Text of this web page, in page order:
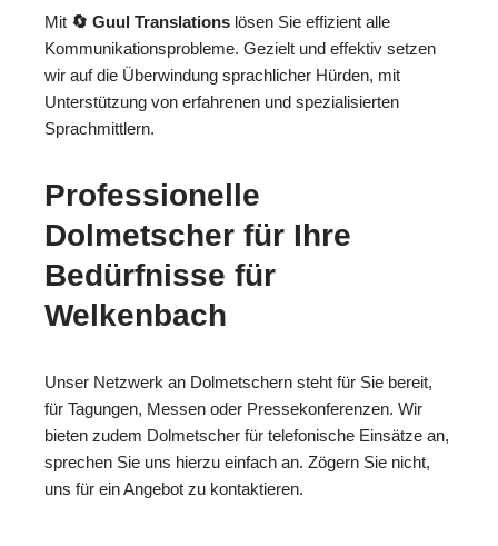
Mit 🔄 Guul Translations lösen Sie effizient alle
Kommunikationsprobleme. Gezielt und effektiv setzen
wir auf die Überwindung sprachlicher Hürden, mit
Unterstützung von erfahrenen und spezialisierten
Sprachmittlern.
Professionelle
Dolmetscher für Ihre
Bedürfnisse für
Welkenbach
Unser Netzwerk an Dolmetschern steht für Sie bereit,
für Tagungen, Messen oder Pressekonferenzen. Wir
bieten zudem Dolmetscher für telefonische Einsätze an,
sprechen Sie uns hierzu einfach an. Zögern Sie nicht,
uns für ein Angebot zu kontaktieren.